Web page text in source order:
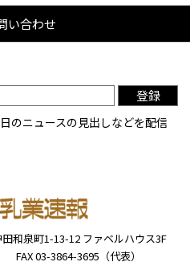
い合わせ
和泉町1-13-12 ファベルハウス3F
FAX 03-3864-3695（代表）
登録
のニュースの見出しなどを配信